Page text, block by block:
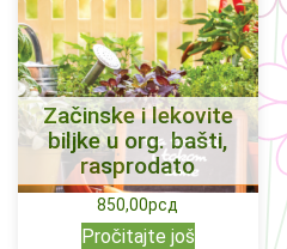
Začinske i lekovite
biljke u org. bašti,
rasprodato
850,00рсд
Pročitajte još